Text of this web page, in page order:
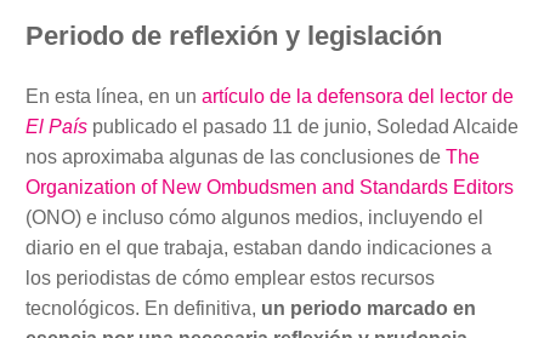
Periodo de reflexión y legislación
En esta línea, en un artículo de la defensora del lector de
El País publicado el pasado 11 de junio, Soledad Alcaide
nos aproximaba algunas de las conclusiones de The
Organization of New Ombudsmen and Standards Editors
(ONO) e incluso cómo algunos medios, incluyendo el
diario en el que trabaja, estaban dando indicaciones a
los periodistas de cómo emplear estos recursos
tecnológicos. En definitiva, un periodo marcado en